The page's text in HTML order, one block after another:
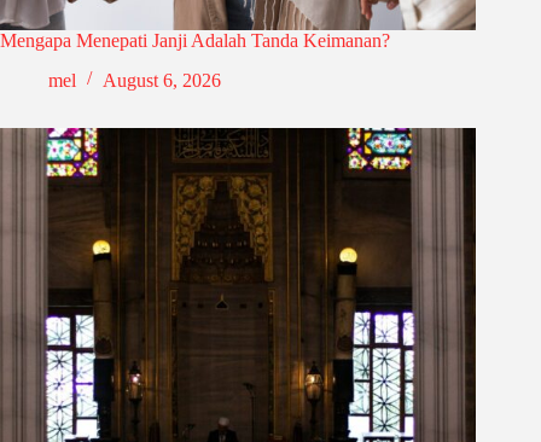
Mengapa Menepati Janji Adalah Tanda Keimanan?
mel
August 6, 2026